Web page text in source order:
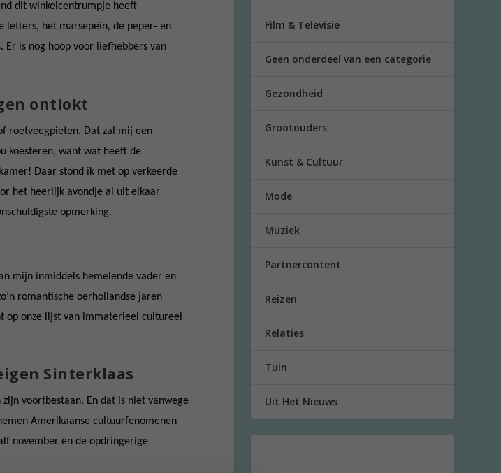
dit winkelcentrumpje heeft
letters, het marsepein, de peper- en
Er is nog hoop voor liefhebbers van
ontlokt
roetveegpieten. Dat zal mij een
koesteren, want wat heeft de
Daar stond ik met op verkeerde
het heerlijk avondje al uit elkaar
opmerking.
mijn inmiddels hemelende vader en
romantische oerhollandse jaren
onze lijst van immaterieel cultureel
Sinterklaas
voortbestaan. En dat is niet vanwege
Amerikaanse cultuurfenomenen
november en de opdringerige
Film & Televisie
Geen onderdeel van een categorie
Gezondheid
Grootouders
Kunst & Cultuur
Mode
Muziek
Partnercontent
Reizen
Relaties
Tuin
Uit Het Nieuws